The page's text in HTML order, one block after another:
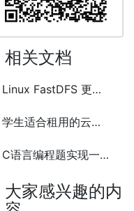
相关文档
Linux FastDFS 更换服务器数据迁移的方法
学生适合租用的云服务器(VPS)推荐介绍
C语言编程题实现一个简易的HTTP服务器
大家感兴趣的内